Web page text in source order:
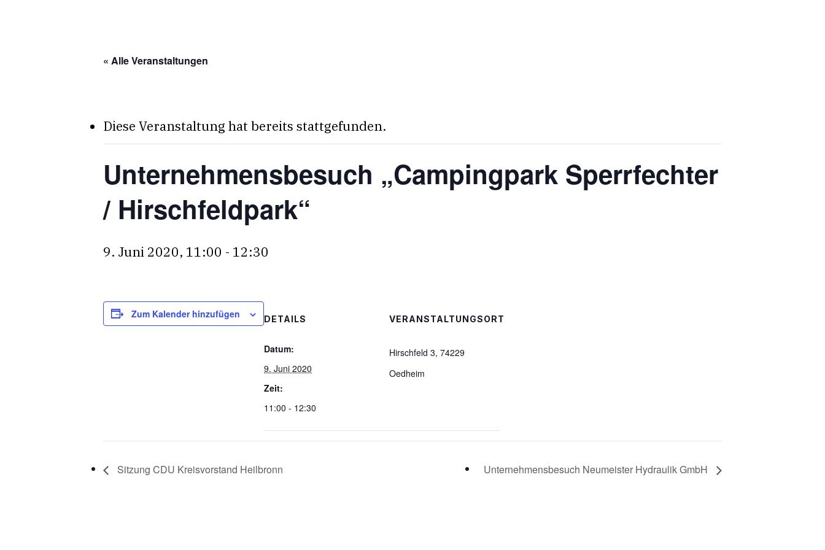
« Alle Veranstaltungen
Diese Veranstaltung hat bereits stattgefunden.
Unternehmensbesuch „Campingpark Sperrfechter
/ Hirschfeldpark“
9. Juni 2020, 11:00 - 12:30
Zum Kalender hinzufügen DETAILS
Datum:
9. Juni 2020
Zeit:
11:00 - 12:30
VERANSTALTUNGSORT
Hirschfeld 3, 74229
Oedheim
Sitzung CDU Kreisvorstand Heilbronn Unternehmensbesuch Neumeister Hydraulik GmbH